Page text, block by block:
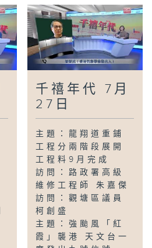
千禧年代 7月
27日
主題：龍翔道重鋪
工程分兩階段展開
工程料9月完成
訪問：路政署高級
維修工程師 朱嘉傑
訪問：觀塘區議員
柯創盛
主題：強颱風「紅
霞」襲港 天文台一